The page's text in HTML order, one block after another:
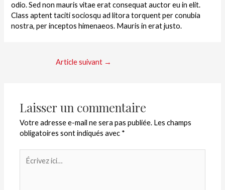
odio. Sed non mauris vitae erat consequat auctor eu in elit.
Class aptent taciti sociosqu ad litora torquent per conubia
nostra, per inceptos himenaeos. Mauris in erat justo.
Article suivant →
Laisser un commentaire
Votre adresse e-mail ne sera pas publiée. Les champs
obligatoires sont indiqués avec *
ici…